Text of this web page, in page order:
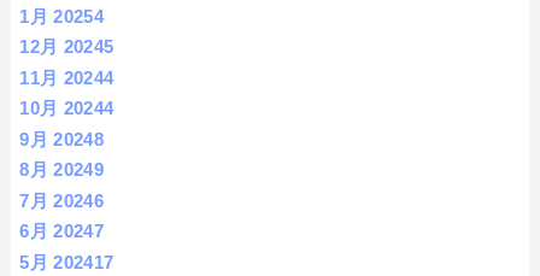
1月 20254
12月 20245
11月 20244
10月 20244
9月 20248
8月 20249
7月 20246
6月 20247
5月 202417